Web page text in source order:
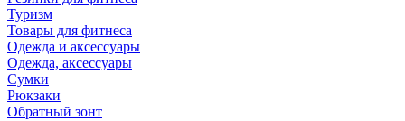
Туризм
Товары для фитнеса
Одежда и аксессуары
Одежда, аксессуары
Сумки
Рюкзаки
Обратный зонт